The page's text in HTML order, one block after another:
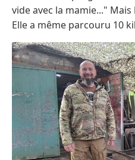
vide avec la mamie..." Mais
Elle a même parcouru 10